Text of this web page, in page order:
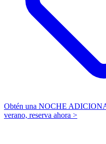
Obtén una NOCHE
verano, reserva ahora >